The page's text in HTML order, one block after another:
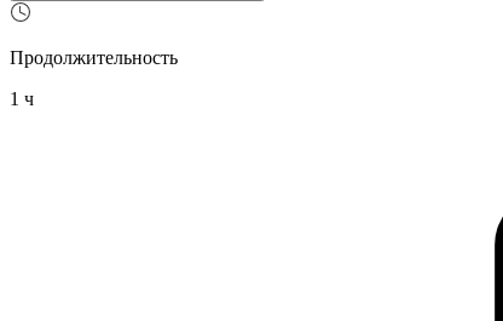
Продолжительность
1 ч